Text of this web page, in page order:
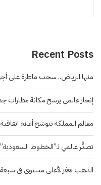
Recent Posts
منها الرياض.. سحب ماطرة على أجزاء من
إنجاز عالمي يرسخ مكانة مطارات
معالم المملكة تتوشح أعلام
تصدُّر عالمي لـ”الخطوط
الذهب يقفز لأعلى مستوى في سبعة